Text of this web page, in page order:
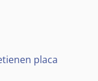
placa